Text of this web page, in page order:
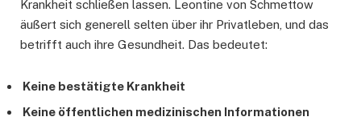
Krankheit schließen lassen. Leontine von Schmettow
äußert sich generell selten über ihr Privatleben, und das
betrifft auch ihre Gesundheit. Das bedeutet:
Keine bestätigte Krankheit
Keine öffentlichen medizinischen Informationen